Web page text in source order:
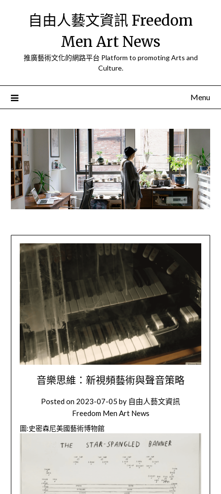
自由人藝文資訊 Freedom
Men Art News
推廣藝術文化的網路平台 Platform to promoting Arts and
Culture.
Menu
音樂思維：新視頻藝術與聲音策略
Posted on 2023-07-05 by 自由人藝文資訊
Freedom Men Art News
圖:史密森尼美國藝術博物館